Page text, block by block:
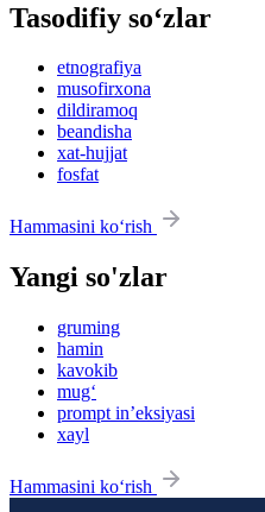
Tasodifiy so‘zlar
etnografiya
musofirxona
dildiramoq
beandisha
xat-hujjat
fosfat
Hammasini ko‘rish
Yangi so'zlar
gruming
hamin
kavokib
mug‘
prompt in’eksiyasi
xayl
Hammasini ko‘rish